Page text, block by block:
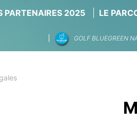
PARTENAIRES 2025 LE
GOLF BLUEGREEN